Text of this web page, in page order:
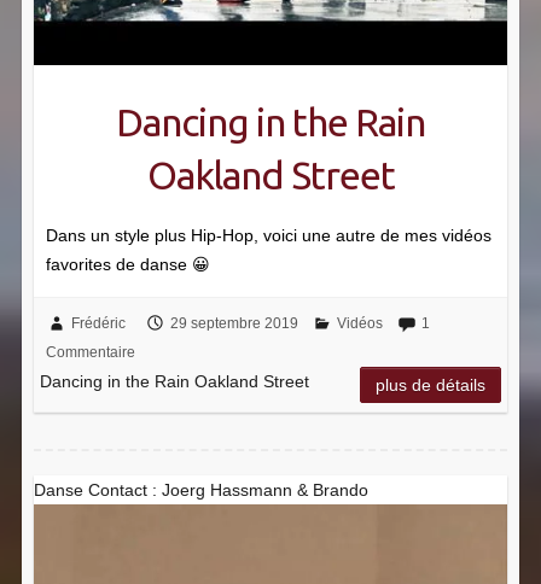
Dancing in the Rain
Oakland Street
Dans un style plus Hip-Hop, voici une autre de mes vidéos
favorites de danse 😀
Frédéric 29 septembre 2019 Vidéos
1
Commentaire
Dancing in the Rain Oakland Street plus de détails
Danse Contact : Joerg Hassmann & Brando